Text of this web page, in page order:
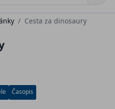
/ Cesta za dinosaury
Časopis